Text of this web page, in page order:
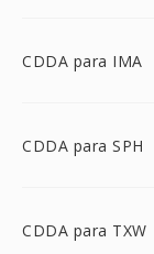
CDDA para IMA
CDDA para SPH
CDDA para TXW